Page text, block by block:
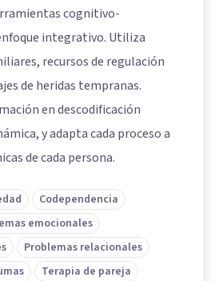
cognitivo-
integrativo. Utiliza
recursos de regulación
de heridas tempranas.
en descodificación
y adapta cada proceso a
de cada persona.
Codependencia
emocionales
Problemas relacionales
Terapia de pareja